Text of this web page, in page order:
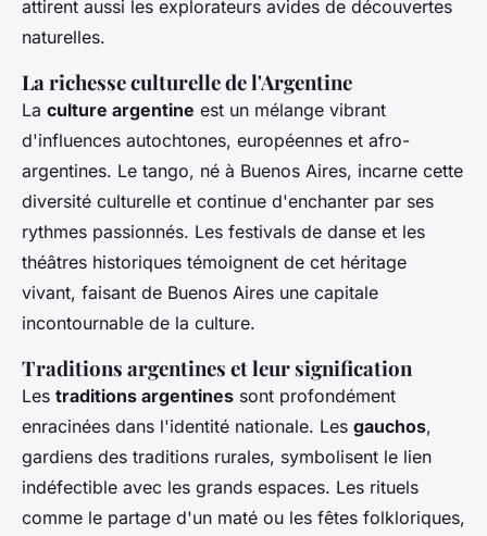
attirent aussi les explorateurs avides de découvertes
naturelles.
La richesse culturelle de l'Argentine
La culture argentine est un mélange vibrant
d'influences autochtones, européennes et afro-
argentines. Le tango, né à Buenos Aires, incarne cette
diversité culturelle et continue d'enchanter par ses
rythmes passionnés. Les festivals de danse et les
théâtres historiques témoignent de cet héritage
vivant, faisant de Buenos Aires une capitale
incontournable de la culture.
Traditions argentines et leur signification
Les traditions argentines sont profondément
enracinées dans l'identité nationale. Les gauchos,
gardiens des traditions rurales, symbolisent le lien
indéfectible avec les grands espaces. Les rituels
comme le partage d'un maté ou les fêtes folkloriques,